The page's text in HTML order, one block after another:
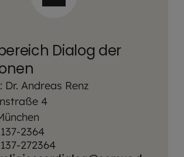
Dialog der
Dr. Andreas Renz
4
2364
272364